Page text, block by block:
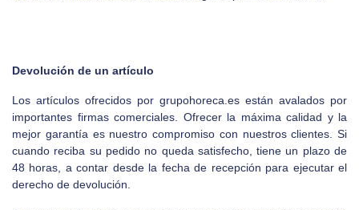
Devolución de un artículo
Los artículos ofrecidos por grupohoreca.es están avalados por
importantes firmas comerciales. Ofrecer la máxima calidad y la
mejor garantía es nuestro compromiso con nuestros clientes. Si
cuando reciba su pedido no queda satisfecho, tiene un plazo de
48 horas, a contar desde la fecha de recepción para ejecutar el
derecho de devolución.